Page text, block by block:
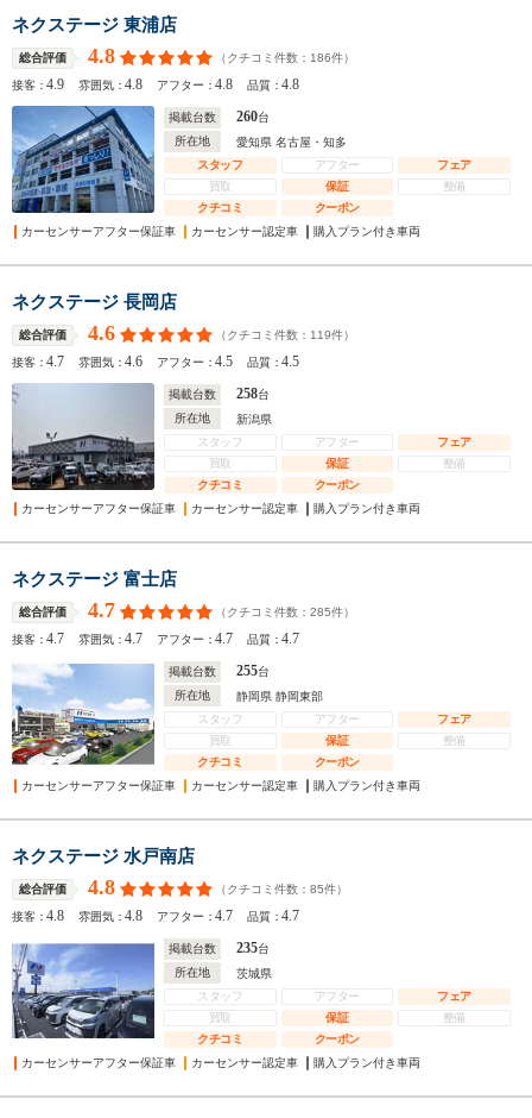
ネクステージ 東浦店
総合評価 4.8 （クチコミ件数： 186件）
接客：4.9 雰囲気：4.8 アフター：4.8 品質：4.8
掲載台数 260台
所在地
愛知県 名古屋・知多
スタッフ
アフター
フェア
買取
保証
整備
クチコミ
クーポン
カーセンサーアフター保証車
カーセンサー認定車 購入プラン付き車両
ネクステージ 長岡店
総合評価 4.6 （クチコミ件数： 119件）
接客：4.7 雰囲気：4.6 アフター：4.5 品質：4.5
掲載台数 258台
所在地
新潟県
スタッフ
アフター
フェア
買取
保証
整備
クチコミ
クーポン
カーセンサーアフター保証車
カーセンサー認定車 購入プラン付き車両
ネクステージ 富士店
総合評価 4.7 （クチコミ件数： 285件）
接客：4.7 雰囲気：4.7 アフター：4.7 品質：4.7
掲載台数 255台
所在地
静岡県 静岡東部
スタッフ
アフター
フェア
買取
保証
整備
クチコミ
クーポン
カーセンサーアフター保証車
カーセンサー認定車 購入プラン付き車両
ネクステージ 水戸南店
総合評価 4.8 （クチコミ件数： 85件）
接客：4.8 雰囲気：4.8 アフター：4.7 品質：4.7
掲載台数 235台
所在地
茨城県
スタッフ
アフター
フェア
買取
保証
整備
クチコミ
クーポン
カーセンサーアフター保証車
カーセンサー認定車 購入プラン付き車両